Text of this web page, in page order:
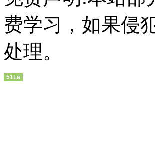
费学习，如果侵
处理。
51La